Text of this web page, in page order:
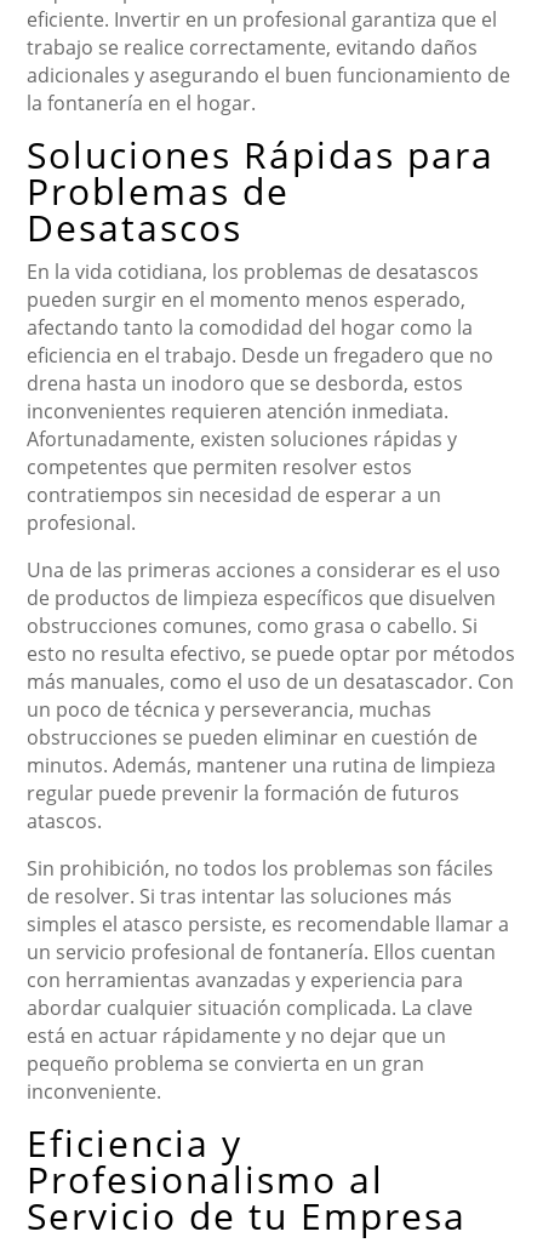
eficiente. Invertir en un profesional garantiza que el
trabajo se realice correctamente, evitando daños
adicionales y asegurando el buen funcionamiento de
la fontanería en el hogar.
Soluciones Rápidas para
Problemas de
Desatascos
En la vida cotidiana, los problemas de desatascos
pueden surgir en el momento menos esperado,
afectando tanto la comodidad del hogar como la
eficiencia en el trabajo. Desde un fregadero que no
drena hasta un inodoro que se desborda, estos
inconvenientes requieren atención inmediata.
Afortunadamente, existen soluciones rápidas y
competentes que permiten resolver estos
contratiempos sin necesidad de esperar a un
profesional.
Una de las primeras acciones a considerar es el uso
de productos de limpieza específicos que disuelven
obstrucciones comunes, como grasa o cabello. Si
esto no resulta efectivo, se puede optar por métodos
más manuales, como el uso de un desatascador. Con
un poco de técnica y perseverancia, muchas
obstrucciones se pueden eliminar en cuestión de
minutos. Además, mantener una rutina de limpieza
regular puede prevenir la formación de futuros
atascos.
Sin prohibición, no todos los problemas son fáciles
de resolver. Si tras intentar las soluciones más
simples el atasco persiste, es recomendable llamar a
un servicio profesional de fontanería. Ellos cuentan
con herramientas avanzadas y experiencia para
abordar cualquier situación complicada. La clave
está en actuar rápidamente y no dejar que un
pequeño problema se convierta en un gran
inconveniente.
Eficiencia y
Profesionalismo al
Servicio de tu Empresa